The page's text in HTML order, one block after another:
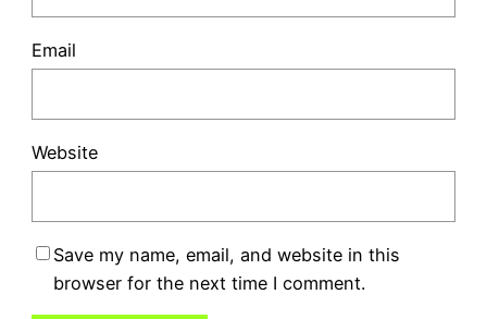
Email
Website
Save my name, email, and website in this
browser for the next time I comment.